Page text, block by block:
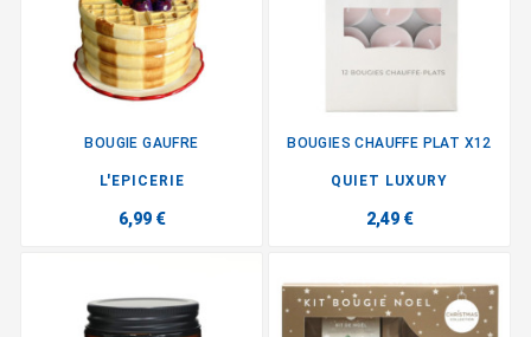
BOUGIE GAUFRE
L'EPICERIE
6,99 €
BOUGIES CHAUFFE PLAT X12
QUIET LUXURY
2,49 €